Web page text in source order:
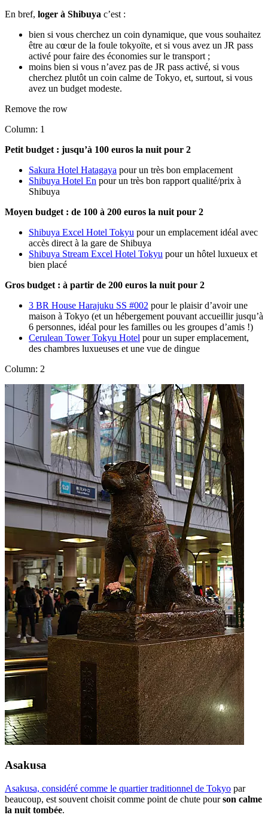
En bref, loger à Shibuya c’est :
bien si vous cherchez un coin dynamique, que vous souhaitez
être au cœur de la foule tokyoïte, et si vous avez un JR pass
activé pour faire des économies sur le transport ;
moins bien si vous n’avez pas de JR pass activé, si vous
cherchez plutôt un coin calme de Tokyo, et, surtout, si vous
avez un budget modeste.
Remove the row
Column: 1
Petit budget : jusqu’à 100 euros la nuit pour 2
Sakura Hotel Hatagaya pour un très bon emplacement
Shibuya Hotel En pour un très bon rapport qualité/prix à
Shibuya
Moyen budget : de 100 à 200 euros la nuit pour 2
Shibuya Excel Hotel Tokyu pour un emplacement idéal avec
accès direct à la gare de Shibuya
Shibuya Stream Excel Hotel Tokyu pour un hôtel luxueux et
bien placé
Gros budget : à partir de 200 euros la nuit pour 2
3 BR House Harajuku SS #002 pour le plaisir d’avoir une
maison à Tokyo (et un hébergement pouvant accueillir jusqu’à
6 personnes, idéal pour les familles ou les groupes d’amis !)
Cerulean Tower Tokyu Hotel pour un super emplacement,
des chambres luxueuses et une vue de dingue
Column: 2
Asakusa
Asakusa, considéré comme le quartier traditionnel de Tokyo par
beaucoup, est souvent choisit comme point de chute pourson calme
la nuit tombée.